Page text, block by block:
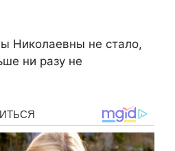
Николаевны не стало,
ни разу не